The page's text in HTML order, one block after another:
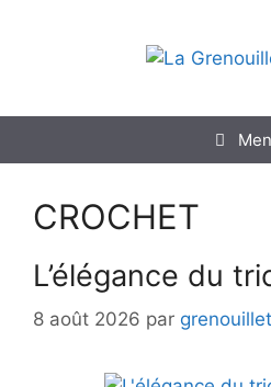
CROCHET
L’élégance du
8 août 2026 par